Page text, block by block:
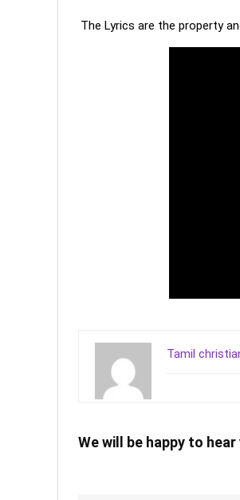
The Lyrics are the property
Tamil
We will be happy to